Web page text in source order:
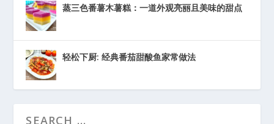
蒸三色番薯木薯糕：一道外观亮丽且美味的甜点
轻松下厨: 经典番茄甜酸鱼家常做法